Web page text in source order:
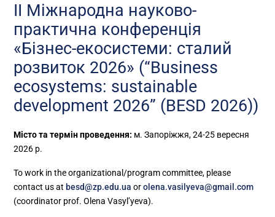
ІІ Міжнародна науково-
практична конференція
«Бізнес-екосистеми: сталий
розвиток 2026» (“Business
ecosystems: sustainable
development 2026” (BESD 2026))
Місто та термін проведення: м. Запоріжжя, 24-25 вересня
2026 р.
To work in the organizational/program committee, please
contact us at besd@zp.edu.ua orolena.vasilyeva@gmail.com
(coordinator prof. Olena Vasyl’yeva).